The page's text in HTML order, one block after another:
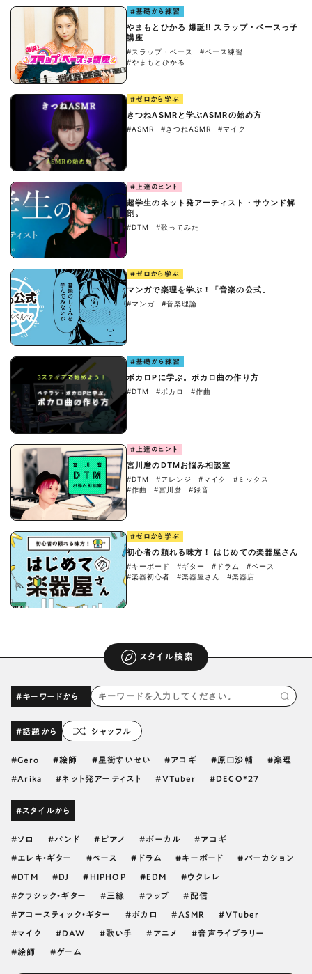
#基礎から練習
やまもとひかる 爆誕!! スラップ・ベースっ子
講座
#スラップ・ベース
#ベース練習
#やまもとひかる
#ゼロから学ぶ
きつねASMRと学ぶASMRの始め方
#ASMR #きつねASMR #マイク
#上達のヒント
超学生のネット発アーティスト・サウンド解
剖。
#DTM #歌ってみた
#ゼロから学ぶ
マンガで楽理を学ぶ！「音楽の公式」
#マンガ #音楽理論
#基礎から練習
ボカロPに学ぶ。ボカロ曲の作り方
#DTM #ボカロ #作曲
#上達のヒント
宮川麿のDTMお悩み相談室
#DTM #アレンジ #マイク
#ミックス
#作曲
#宮川麿 #録音
#ゼロから学ぶ
初心者の頼れる味方！ はじめての楽器屋さん
#キーボード #ギター #ドラム
#ベース
#楽器初心者
#楽器屋さん #楽器店
スタイル検索
#キーワードから
#話題から シャッフル
Gero 絵師 星街すいせい アコギ 原口沙輔 楽理
Arika ネット発アーティスト VTuber DECO*27
#スタイルから
ソロ バンド ピアノ ボーカル アコギ
エレキ・ギター ベース ドラム キーボード パーカション
DTM DJ HIPHOP EDM ウクレレ
クラシック・ギター 三線 ラップ 配信
アコースティック・ギター ボカロ ASMR VTuber
マイク DAW 歌い手 アニメ 音声ライブラリー
絵師 ゲーム